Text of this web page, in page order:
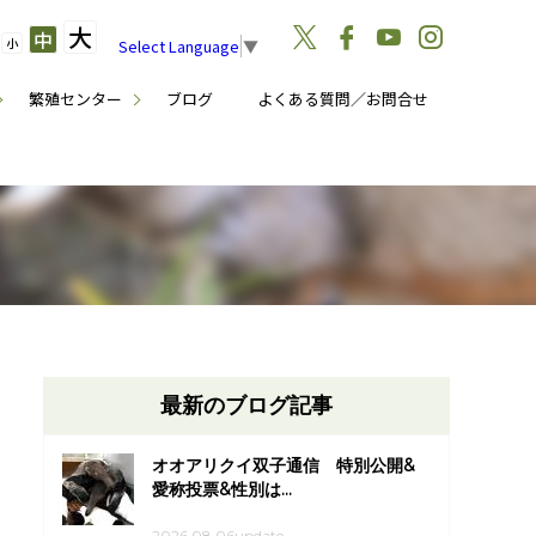
繁殖センター ブログ よくある質問／お問合せ
小 中 大 Select Language ▼
最新のブログ記事
オオアリクイ双子通信 特別公開&
愛称投票&性別は...